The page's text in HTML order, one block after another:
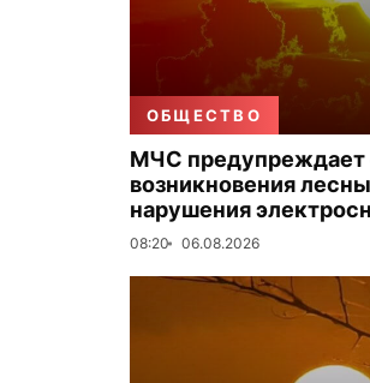
ОБЩЕСТВО
МЧС предупреждает
возникновения
нарушения
08:20 06.08.2026